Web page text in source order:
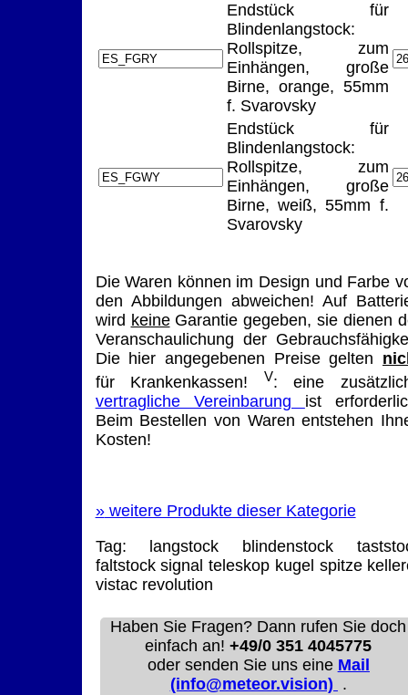
Endstück für
Blindenlangstock:
Rollspitze, zum
Einhängen, große
Birne, orange, 55mm
f. Svarovsky
Endstück für
Blindenlangstock:
Rollspitze, zum
Einhängen, große
Birne, weiß, 55mm f.
Svarovsky
Die Waren können im Design und Farbe
den Abbildungen abweichen! Auf
wird keineGarantie gegeben, sie dienen
Veranschaulichung der
Die hier angegebenen Preise gelten
für Krankenkassen!
V: eine
vertragliche Vereinbarung ist
Beim Bestellen von Waren entstehen
Kosten!
»weitere Produkte dieser Kategorie
Tag:
langstock blindenstock
faltstocksignal teleskop kugel spitze
vistacrevolution
Haben Sie Fragen? Dann rufen Sie doch
einfach an!+49/0 351 4045775
oder senden Sie uns eine Mail
(info@meteor.vision) .